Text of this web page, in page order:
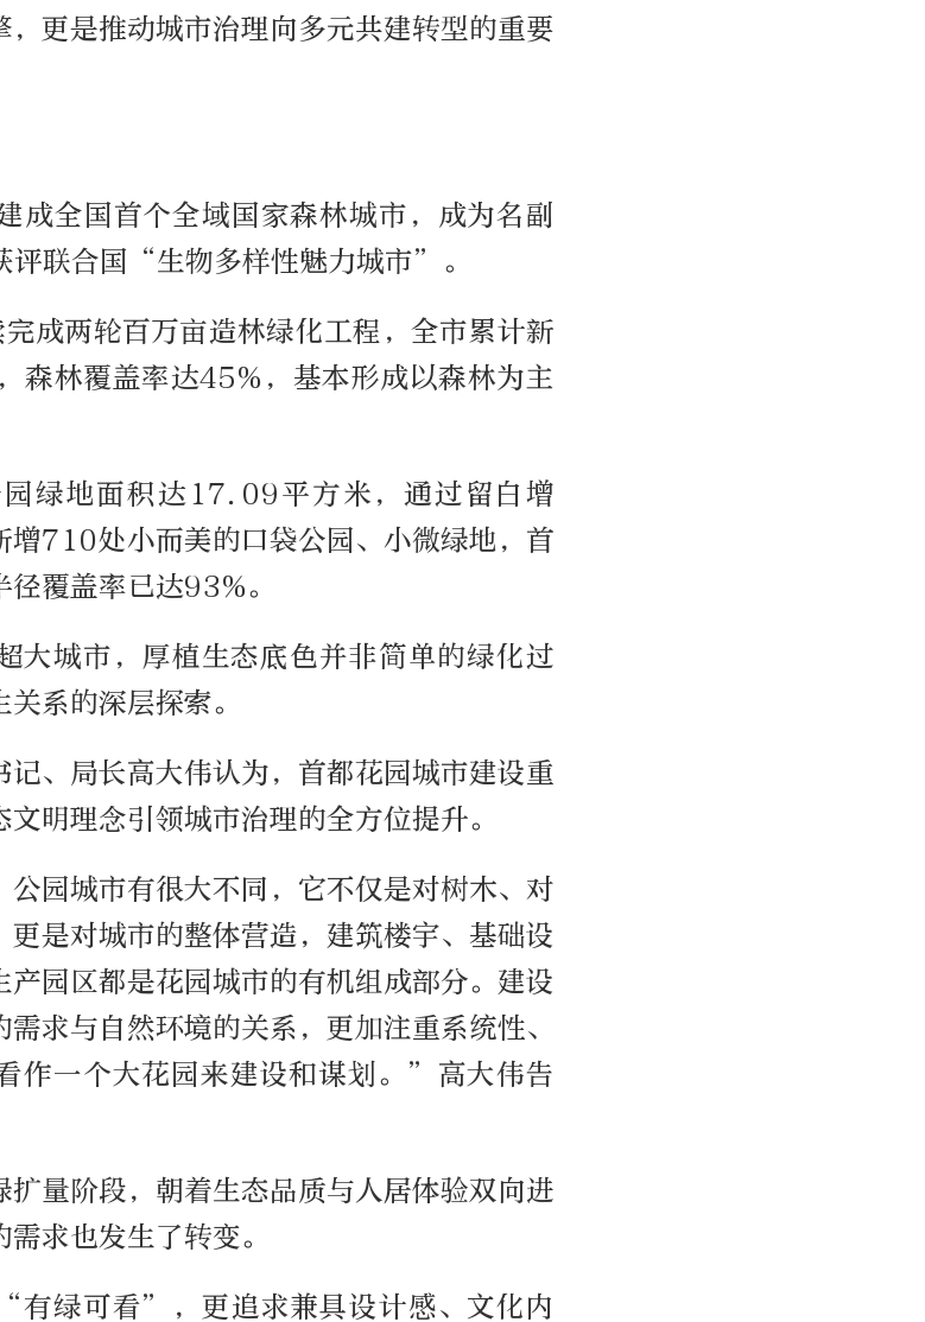
更是推动城市治理向多元共建转型的重要
成全国首个全域国家森林城市，成为名副
联合国“生物多样性魅力城市”。
成两轮百万亩造林绿化工程，全市累计新
林覆盖率达45%，基本形成以森林为主
绿地面积达17.09平方米，通过留白增
增710处小而美的口袋公园、小微绿地，首
覆盖率已达93%。
大城市，厚植生态底色并非简单的绿化过
系的深层探索。
、局长高大伟认为，首都花园城市建设重
明理念引领城市治理的全方位提升。
公园城市有很大不同，它不仅是对树木、对
是对城市的整体营造，建筑楼宇、基础设
园区都是花园城市的有机组成部分。建设
求与自然环境的关系，更加注重系统性、
作一个大花园来建设和谋划。”高大伟告
扩量阶段，朝着生态品质与人居体验双向进
求也发生了转变。
有绿可看”，更追求兼具设计感、文化内